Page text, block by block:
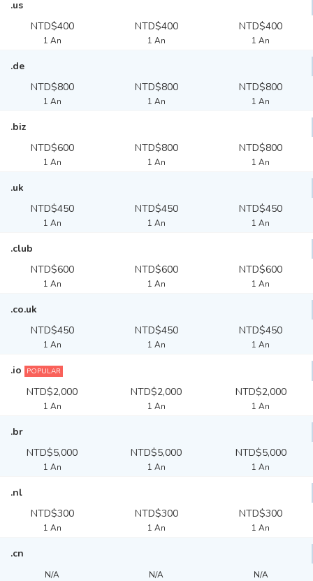
.us
NTD$400
1 An
NTD$400
1 An
NTD$400
1 An
.de
NTD$800
1 An
NTD$800
1 An
NTD$800
1 An
.biz
NTD$600
1 An
NTD$800
1 An
NTD$800
1 An
.uk
NTD$450
1 An
NTD$450
1 An
NTD$450
1 An
.club
NTD$600
1 An
NTD$600
1 An
NTD$600
1 An
.co.uk
NTD$450
1 An
NTD$450
1 An
NTD$450
1 An
.io POPULAR
NTD$2,000
1 An
NTD$2,000
1 An
NTD$2,000
1 An
.br
NTD$5,000
1 An
NTD$5,000
1 An
NTD$5,000
1 An
.nl
NTD$300
1 An
NTD$300
1 An
NTD$300
1 An
.cn
N/A N/A N/A